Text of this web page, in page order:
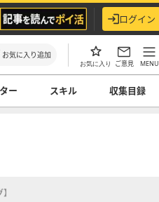
ログイン
お気に入り追加
お気に入り ご意見 MENU
ー スキル 収集目録